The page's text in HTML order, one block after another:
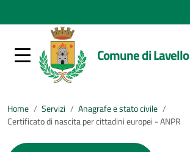
Comune di Lavello
Home / Servizi / Anagrafe e stato civile /
Certificato di nascita per cittadini europei - ANPR